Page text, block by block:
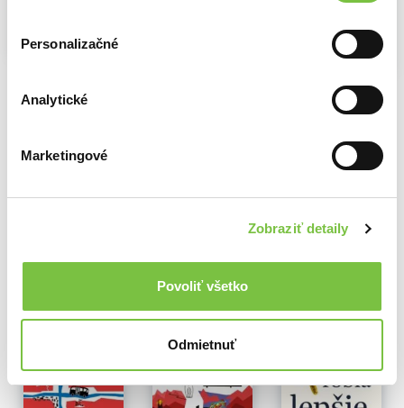
Personalizačné
Analytické
Marketingové
Zobraziť detaily
Povoliť všetko
Odmietnuť
Michaela Ahonen
9,41€
Jazyk vojny
Oleksandr Myched
Ďalšie z kategórie Cestopisy z Európy
Viac z tejto kategórie